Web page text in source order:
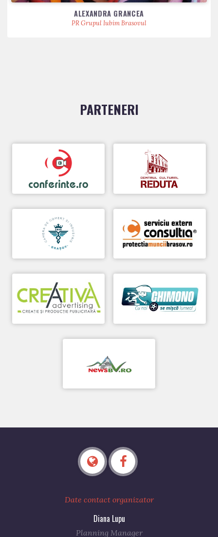
ALEXANDRA GRANCEA
PR Grupul Iubim Brasovul
PARTENERI
Date contact organizator
Diana Lupu
Planning Manager